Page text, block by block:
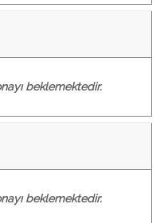
beklemektedir.
beklemektedir.